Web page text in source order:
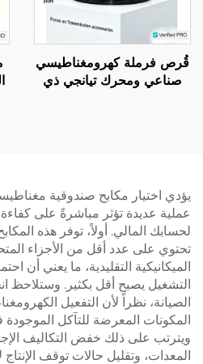
قُرص فرملة كهرومغناطيسي
صناعي ومحرك تيانجي ذي
يؤدي اختيار مكابح صندوقية
عملية عديدة تؤثر مباشرةً على كفاءة
لحسابك المالي. أولاً، توفر هذه
تحتوي على عدد أقل من الأجزاء
الميكانيكية التقليدية، ما يعني أن
التشغيل يصبح أقل بكثير. وستلاحظ
الصيانة، نظراً لأن التفعيل
المكونات المعرضة للتآكل الموجودة
ويترتب على ذلك خفض التكاليف
المعدات، وتقليل حالات توقف